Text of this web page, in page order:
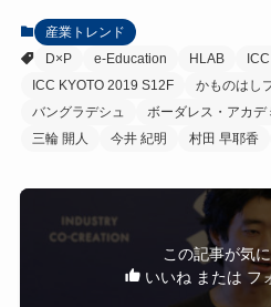
産業トレンド
D×P
e-Education HLAB
ICC KYOTO 2019 S12F
かものはし
バングラデシュ
ボーダレス・アカデ
三輪 開人
今井 紀明 村田 早耶香
この記事が気
いいね または フ